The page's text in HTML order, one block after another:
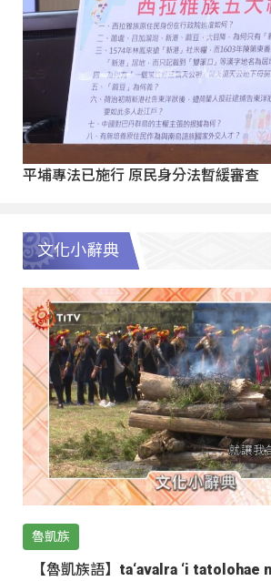
平埔專法已施行 原民身分法暫緩審查
文化小辭典
魯凱族
【魯凱族語】ta‘avalra ‘i tatolohae